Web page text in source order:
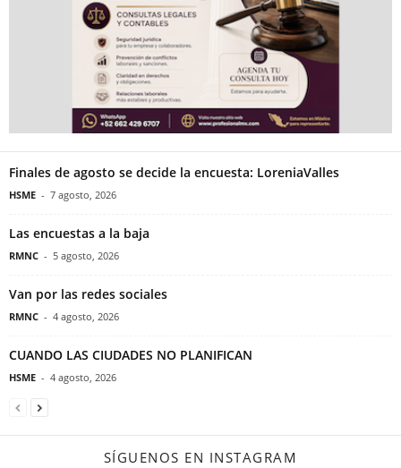
Finales de agosto se decide la encuesta: LoreniaValles
HSME - 7 agosto, 2026
Las encuestas a la baja
RMNC - 5 agosto, 2026
Van por las redes sociales
RMNC - 4 agosto, 2026
CUANDO LAS CIUDADES NO PLANIFICAN
HSME - 4 agosto, 2026
SÍGUENOS EN INSTAGRAM